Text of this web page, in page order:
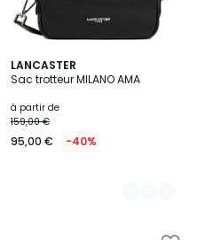
LANCASTER
Sac trotteur MILANO AMA
à partir de
159,00 €
95,00 € -40%
7
Couleurs